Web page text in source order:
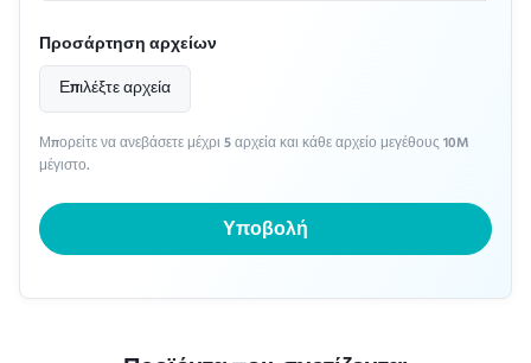
Προσάρτηση αρχείων
Επιλέξτε αρχεία
Μπορείτε να ανεβάσετε μέχρι 5 αρχεία και κάθε αρχείο μεγέθους 10M
μέγιστο.
Υποβολή